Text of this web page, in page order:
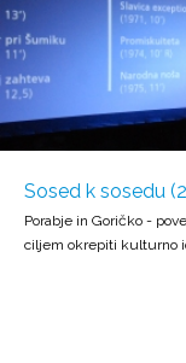
Sosed k sosedu
Porabje in Goričko -
ciljem okrepiti kulturno